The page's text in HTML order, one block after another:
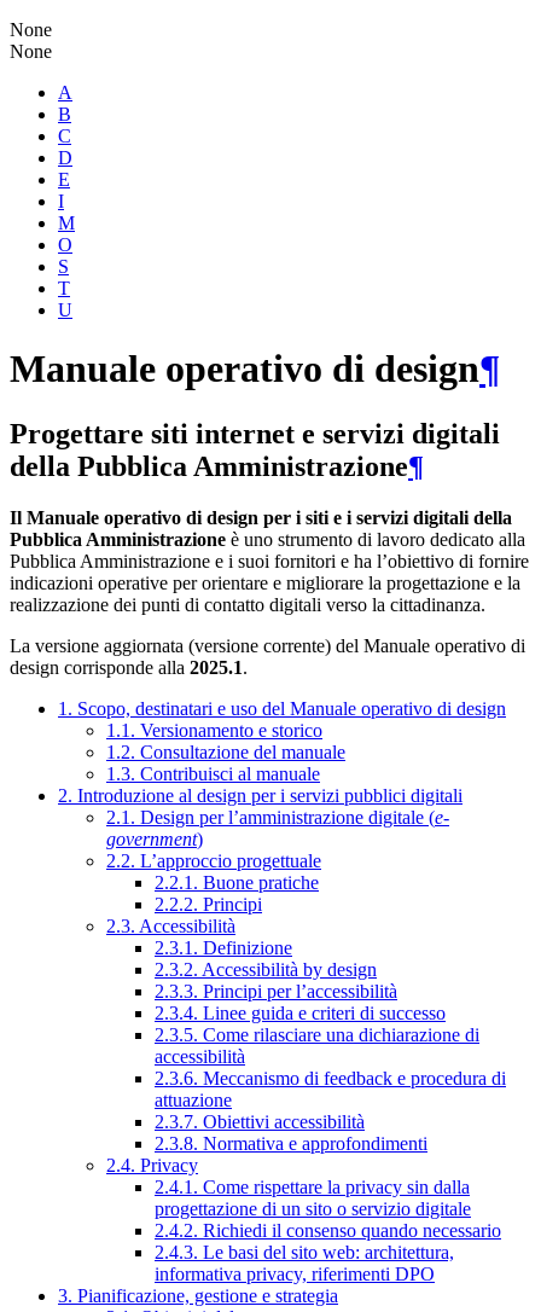
None
None
A
B
C
D
E
I
M
O
S
T
U
Manuale operativo di design¶
Progettare siti internet e servizi digitali
della Pubblica Amministrazione¶
Il Manuale operativo di design per i siti e i servizi digitali della
Pubblica Amministrazione è uno strumento di lavoro dedicato alla
Pubblica Amministrazione e i suoi fornitori e ha l’obiettivo di fornire
indicazioni operative per orientare e migliorare la progettazione e la
realizzazione dei punti di contatto digitali verso la cittadinanza.
La versione aggiornata (versione corrente) del Manuale operativo di
design corrisponde alla 2025.1.
1. Scopo, destinatari e uso del Manuale operativo di design
1.1. Versionamento e storico
1.2. Consultazione del manuale
1.3. Contribuisci al manuale
2. Introduzione al design per i servizi pubblici digitali
2.1. Design per l’amministrazione digitale (e-
government)
2.2. L’approccio progettuale
2.2.1. Buone pratiche
2.2.2. Principi
2.3. Accessibilità
2.3.1. Definizione
2.3.2. Accessibilità by design
2.3.3. Principi per l’accessibilità
2.3.4. Linee guida e criteri di successo
2.3.5. Come rilasciare una dichiarazione di
accessibilità
2.3.6. Meccanismo di feedback e procedura di
attuazione
2.3.7. Obiettivi accessibilità
2.3.8. Normativa e approfondimenti
2.4. Privacy
2.4.1. Come rispettare la privacy sin dalla
progettazione di un sito o servizio digitale
2.4.2. Richiedi il consenso quando necessario
2.4.3. Le basi del sito web: architettura,
informativa privacy, riferimenti DPO
3. Pianificazione, gestione e strategia